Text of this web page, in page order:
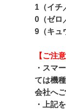
1（イチ
0（ゼロ
9（キュ
【ご注意
・スマ
ては機
会社へ
・上記